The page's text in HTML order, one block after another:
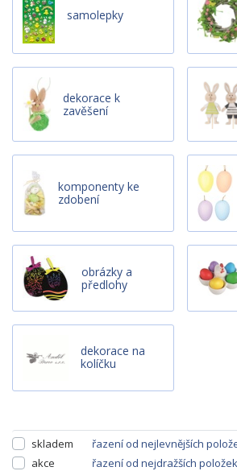
samolepky
dekorace k
zavěšení
komponenty ke
zdobení
obrázky a
předlohy
dekorace na
kolíčku
skladem
akce
řazení od nejlevnějších
řazení od nejdražších položek